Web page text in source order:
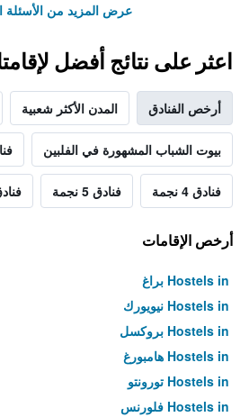
عرض المزيد من الأسئلة
اعثر على نتائج أفضل
أرخص الفنادق المدن الأكثر شعبية
بيوت الشباب المشهورة في الفلبين
فنادق 4 نجمة فنادق 5 نجمة
أرخص الإقامات
Hostels in براغ
Hostels in نيويورك
Hostels in بروكسل
Hostels in هامبورغ
Hostels in تورونتو
Hostels in فلورنس